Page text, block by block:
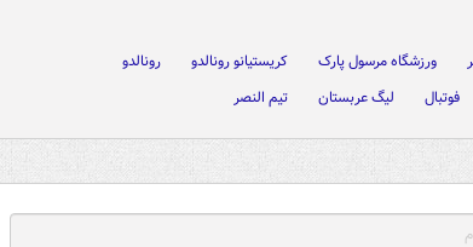
ورزشگاه مرسول پارک کریستیانو رونالدو
رونالدو
فوتبال لیگ عربستان تیم النصر